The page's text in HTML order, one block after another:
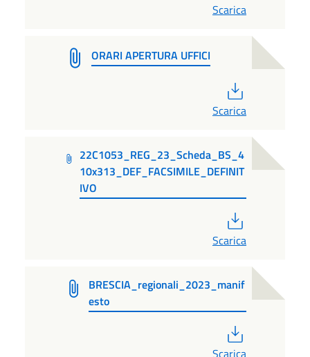
Scarica
ORARI APERTURA UFFICI
Scarica
22C1053_REG_23_Scheda_BS_4
10x313_DEF_FACSIMILE_DEFINIT
IVO
Scarica
BRESCIA_regionali_2023_manif
esto
Scarica